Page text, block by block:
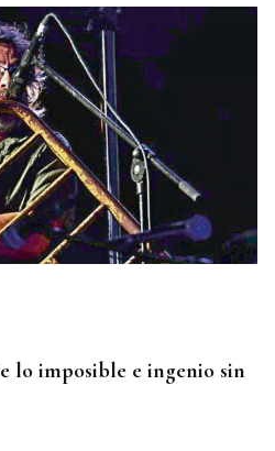
lo imposible e ingenio sin